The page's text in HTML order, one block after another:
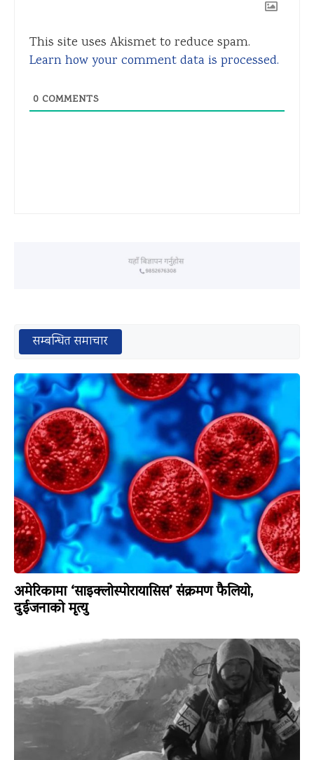
This site uses Akismet to reduce spam.
Learn how your comment data is processed.
0 COMMENTS
सम्बन्धित समाचार
अमेरिकामा ‘साइक्लोस्पोरायासिस’ संक्रमण फैलियो,
दुईजनाको मृत्यु